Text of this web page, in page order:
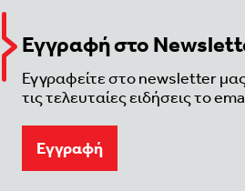
Εγγραφή στο
Εγγραφείτε στο newsletter
τις τελευταίες ειδήσεις το
Eγγραφή